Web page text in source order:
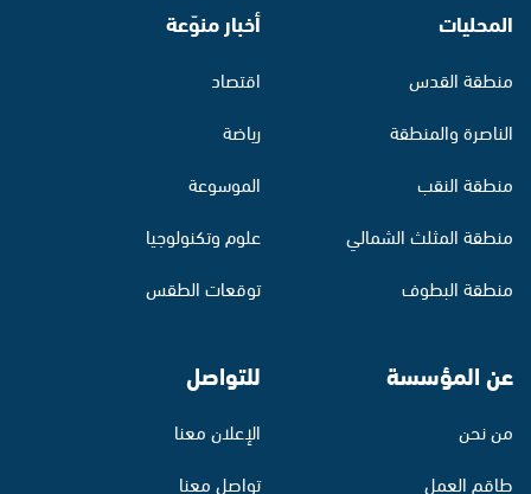
المحليات
منطقة القدس
الناصرة والمنطقة
منطقة النقب
منطقة المثلث الشمالي
منطقة البطوف
أخبار منوّعة
اقتصاد
رياضة
الموسوعة
علوم وتكنولوجيا
توقعات الطقس
عن المؤسسة
من نحن
طاقم العمل
للتواصل
الإعلان معنا
تواصل معنا